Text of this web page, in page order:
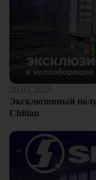
26.03.2025
Эксклюзивный
Chitian